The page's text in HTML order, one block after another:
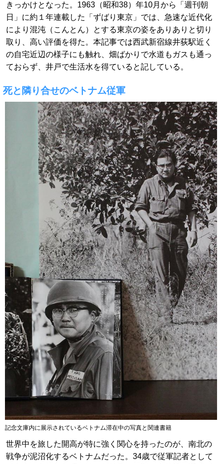
きっかけとなった。1963（昭和38）年10月から「週刊朝
日」に約１年連載した「ずばり東京」では、急速な近代化
により混沌（こんとん）とする東京の姿をありありと切り
取り、高い評価を得た。本記事では西武新宿線井荻駅近く
の自宅近辺の様子にも触れ、畑ばかりで水道もガスも通っ
ておらず、井戸で生活水を得ていると記している。
死と隣り合せのベトナム従軍
世界中を旅した開高が特に強く関心を持ったのが、南北の
戦争が泥沼化するベトナムだった。34歳で従軍記者として
記念文庫内に展示されているベトナム滞在中の写真と関連書籍